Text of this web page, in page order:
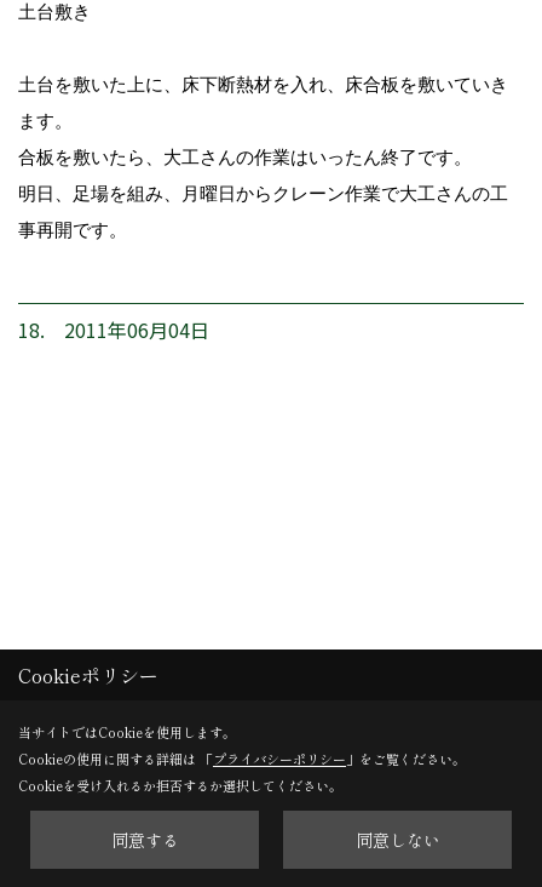
土台敷き
土台を敷いた上に、床下断熱材を入れ、床合板を敷いていき
ます。
合板を敷いたら、大工さんの作業はいったん終了です。
明日、足場を組み、月曜日からクレーン作業で大工さんの工
事再開です。
18. 2011年06月04日
Cookieポリシー
当サイトではCookieを使用します。
Cookieの使用に関する詳細は 「プライバシーポリシー 」をご覧ください。
Cookieを受け入れるか拒否するか選択してください。
同意する 同意しない